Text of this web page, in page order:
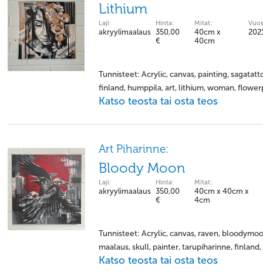
Lithium
Laji:
akryylimaalaus
Hinta:
350,00
€
Mitat:
40cm x
40cm
Tunnisteet: Acrylic, canvas, painting,
finland, humppila, art, lithium, woman,
Katso teosta tai osta teos
Art Piharinne:
Bloody Moon
Laji:
akryylimaalaus
Hinta:
350,00
€
Mitat:
40cm x 40cm x
4cm
Tunnisteet: Acrylic, canvas, raven,
maalaus, skull, painter, tarupiharinne,
Katso teosta tai osta teos